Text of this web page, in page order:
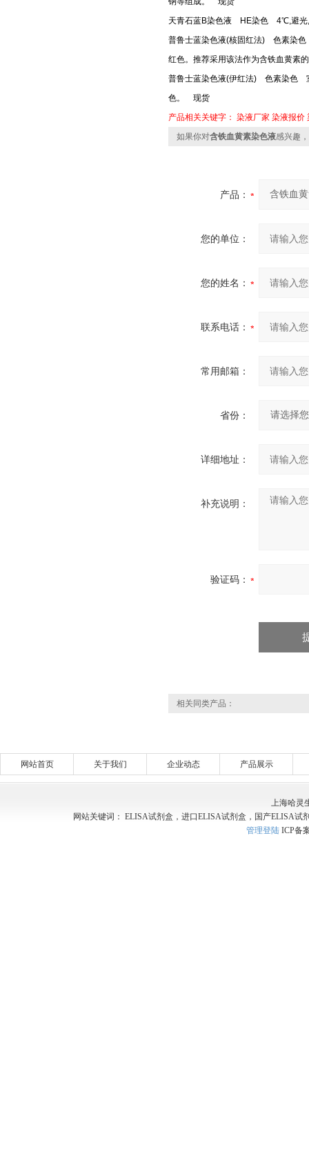
天青石蓝B染色液 HE染色 4℃,避
普鲁士蓝染色液(核固红法) 色素染
红色。推荐采用该法作为含铁血黄素
普鲁士蓝染色液(伊红法) 色素染色
色。 现货
产品相关关键字： 染液厂家 染液报价
如果你对含铁血黄素染色液感兴趣
产品：
您的单位：
您的姓名：
联系电话：
常用邮箱：
省份：
详细地址：
补充说明：
验证码：
相关同类产品：
网站首页 关于我们 企业动态 产品展示
上海哈灵
网站关键词： ELISA试剂盒，进口ELISA试剂盒，国产ELISA
管理登陆 ICP备